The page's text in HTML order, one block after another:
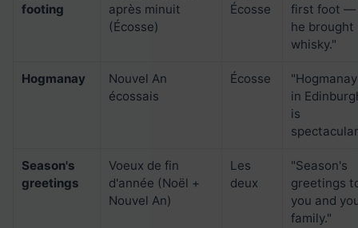
footing
après minuit
(Écosse)
Écosse
first foot —
he brought
whisky."
Hogmanay
Nouvel An
écossais
Écosse
"Hogmanay
in
is
Season's
greetings
Voeux de fin
d'année (Noël +
Nouvel An)
Les
deux
"Season's
greetings
you and
family."